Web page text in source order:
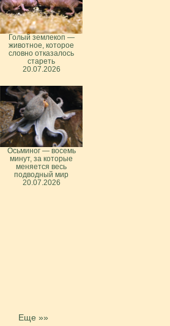
Голый землекоп —
животное, которое
словно отказалось
стареть
20.07.2026
Осьминог — восемь
минут, за которые
меняется весь
подводный мир
20.07.2026
Еще »»